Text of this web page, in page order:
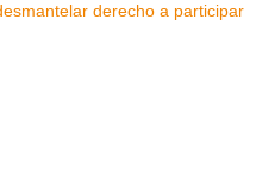
derecho a participar